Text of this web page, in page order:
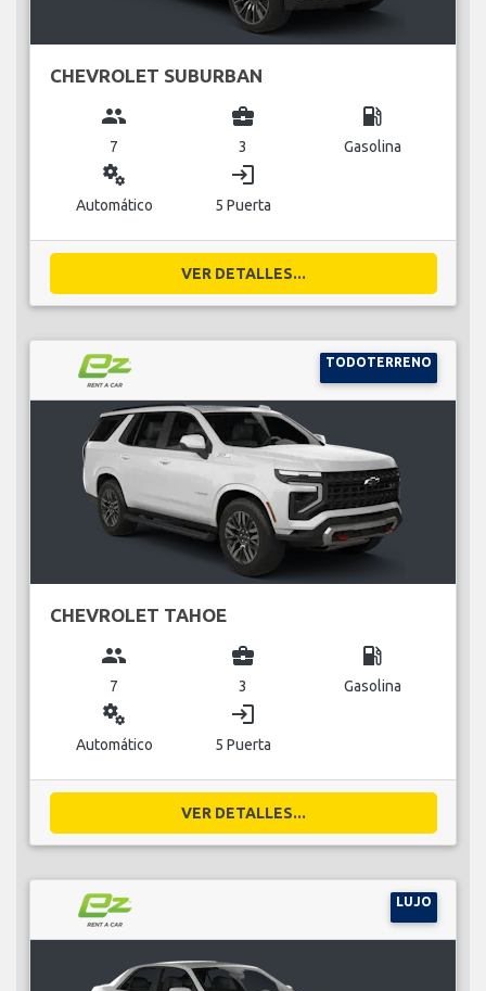
CHEVROLET SUBURBAN
group
7
business_center
3
local_gas_station
Gasolina
miscellaneous_services
Automático
login
5 Puerta
VER DETALLES...
TODOTERRENO
CHEVROLET TAHOE
group
7
business_center
3
local_gas_station
Gasolina
miscellaneous_services
Automático
login
5 Puerta
VER DETALLES...
LUJO